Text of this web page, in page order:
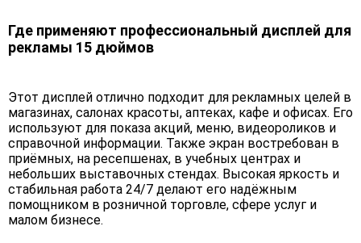
Где применяют профессиональный дисплей для
рекламы 15 дюймов
Этот дисплей отлично подходит для рекламных целей в
магазинах, салонах красоты, аптеках, кафе и офисах. Его
используют для показа акций, меню, видеороликов и
справочной информации. Также экран востребован в
приёмных, на ресепшенах, в учебных центрах и
небольших выставочных стендах. Высокая яркость и
стабильная работа 24/7 делают его надёжным
помощником в розничной торговле, сфере услуг и
малом бизнесе.